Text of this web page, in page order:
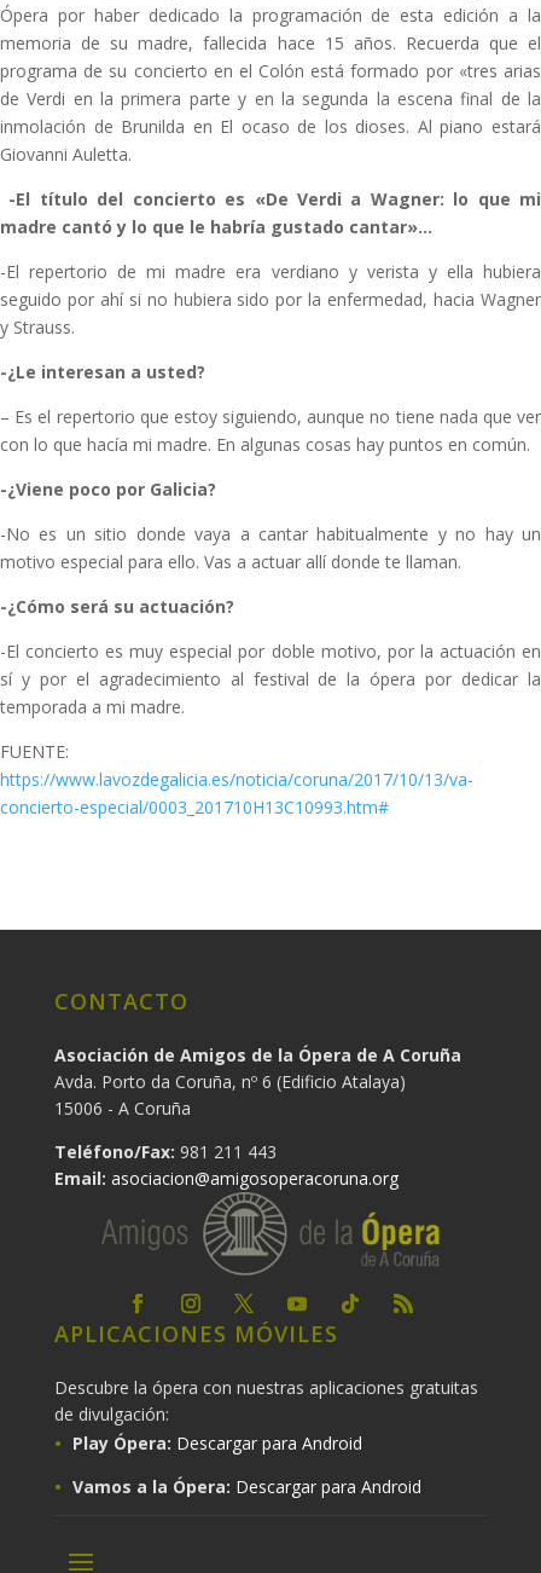
Ópera por haber dedicado la programación de esta edición a la
memoria de su madre, fallecida hace 15 años. Recuerda que el
programa de su concierto en el Colón está formado por «tres arias
de Verdi en la primera parte y en la segunda la escena final de la
inmolación de Brunilda en El ocaso de los dioses. Al piano estará
Giovanni Auletta.
-El título del concierto es «De Verdi a Wagner: lo que mi
madre cantó y lo que le habría gustado cantar»…
-El repertorio de mi madre era verdiano y verista y ella hubiera
seguido por ahí si no hubiera sido por la enfermedad, hacia Wagner
y Strauss.
-¿Le interesan a usted?
– Es el repertorio que estoy siguiendo, aunque no tiene nada que ver
con lo que hacía mi madre. En algunas cosas hay puntos en común.
-¿Viene poco por Galicia?
-No es un sitio donde vaya a cantar habitualmente y no hay un
motivo especial para ello. Vas a actuar allí donde te llaman.
-¿Cómo será su actuación?
-El concierto es muy especial por doble motivo, por la actuación en
sí y por el agradecimiento al festival de la ópera por dedicar la
temporada a mi madre.
FUENTE:
https://www.lavozdegalicia.es/noticia/coruna/2017/10/13/va-
concierto-especial/0003_201710H13C10993.htm#
CONTACTO
Asociación de Amigos de la Ópera de A Coruña
Avda. Porto da Coruña, nº 6 (Edificio Atalaya)
15006 - A Coruña
Teléfono/Fax: 981 211 443
Email: asociacion@amigosoperacoruna.org
APLICACIONES MÓVILES
Descubre la ópera con nuestras aplicaciones gratuitas
de divulgación:
Play Ópera: Descargar para Android
Vamos a la Ópera: Descargar para Android